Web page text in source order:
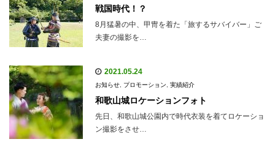
戦国時代！？
8月猛暑の中、甲冑を着た「旅するサバイバー」ご
夫妻の撮影を…
2021.05.24
お知らせ プロモーション 実績紹介
和歌山城ロケーションフォト
先日、和歌山城公園内で時代衣装を着てロケーショ
ン撮影をさせ…